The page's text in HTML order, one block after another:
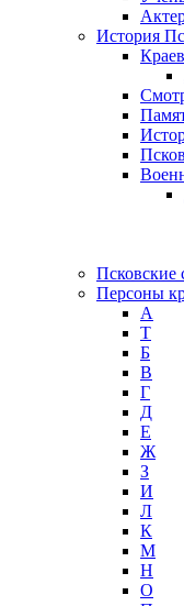
История
Псковские
Персоны
А
T
Б
В
Г
Д
Е
Ж
З
И
Л
К
М
Н
О